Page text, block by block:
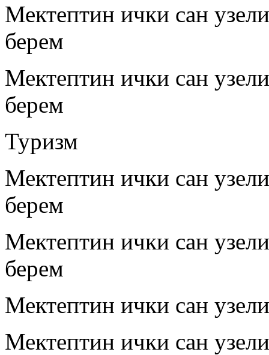
Мектептин ички сан
берем
Мектептин ички сан
берем
Туризм
Мектептин ички сан
берем
Мектептин ички сан
берем
Мектептин ички сан
Мектептин ички сан